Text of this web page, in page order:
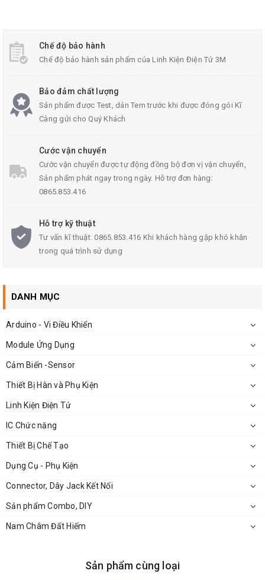
Thông Số Kĩ Thuật:
Kích thướchộp nhựa
Chất liệu: Nhựa cao cấp, chịu va đập tốt
Kích Thước Hộp Nhựa 100x68x50mm
Chi Tiết Hộp Nhựa 100x68x50mm
Chế độ bảo hành
Chế độ bảo hành sản phẩm của Linh Kiện Điện Tử 3M
Bảo đảm chất lượng
Sản phẩm được Test, dán Tem trước khi được đóng gói Kĩ
Càng gửi cho Quý Khách
Cước vận chuyển
Cước vận chuyển được tự động đồng bộ đơn vị vận chuyển,
Sản phẩm phát ngay trong ngày. Hỗ trợ đơn hàng:
0865.853.416
Hỗ trợ kỹ thuật
Tư vấn kĩ thuật: 0865.853.416 Khi khách hàng gặp khó khăn
trong quá trình sử dụng
DANH MỤC
Arduino - Vi Điều Khiển
Module Ứng Dụng
Cảm Biến -Sensor
Thiết Bị Hàn và Phụ Kiện
Linh Kiện Điện Tử
IC Chức năng
Thiết Bị Chế Tạo
Dụng Cụ - Phụ Kiện
Connector, Dây Jack Kết Nối
Sản phẩm Combo, DIY
Nam Châm Đất Hiếm
Sản phẩm cùng loại